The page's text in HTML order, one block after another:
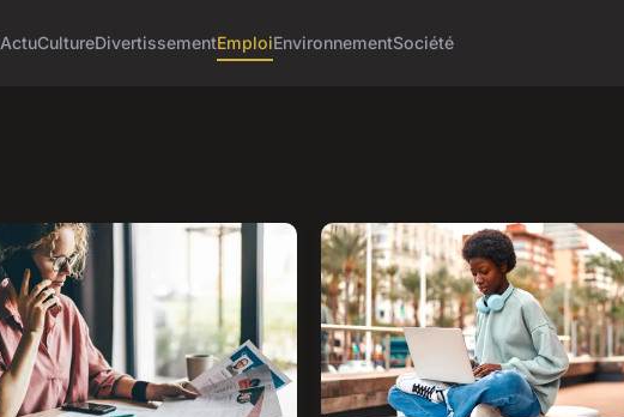
ActuCultureDivertissementEmploiEnvironnementSociété